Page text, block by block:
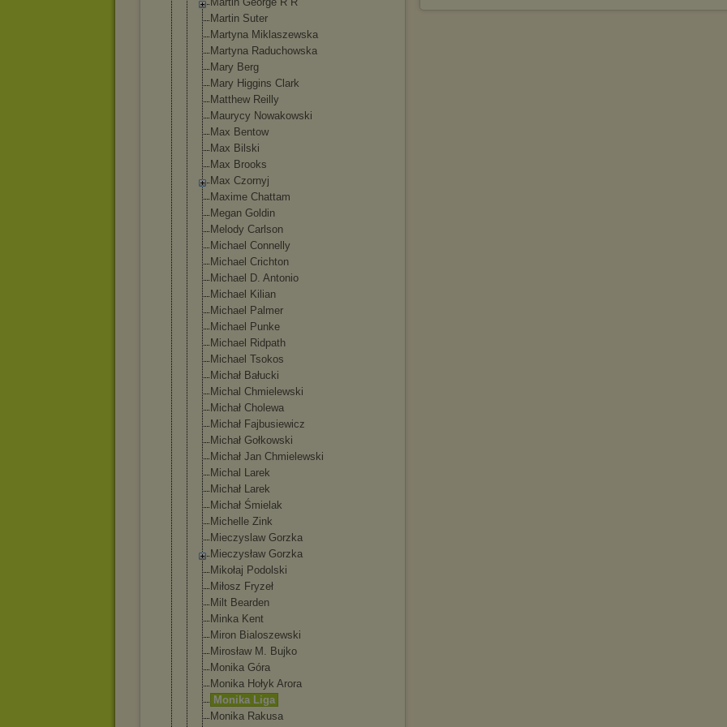
Martin Suter
Martyna Miklaszewska
Martyna Raduchowska
Mary Berg
Mary Higgins Clark
Matthew Reilly
Maurycy Nowakowski
Max Bentow
Max Bilski
Max Brooks
Max Czornyj
Maxime Chattam
Megan Goldin
Melody Carlson
Michael Connelly
Michael Crichton
Michael D. Antonio
Michael Kilian
Michael Palmer
Michael Punke
Michael Ridpath
Michael Tsokos
Michał Bałucki
Michal Chmielewski
Michał Cholewa
Michał Fajbusiewicz
Michał Gołkowski
Michał Jan Chmielewski
Michal Larek
Michał Larek
Michał Śmielak
Michelle Zink
Mieczyslaw Gorzka
Mieczysław Gorzka
Mikołaj Podolski
Miłosz Fryzeł
Milt Bearden
Minka Kent
Miron Bialoszewski
Mirosław M. Bujko
Monika Góra
Monika Hołyk Arora
Monika Liga
Monika Rakusa